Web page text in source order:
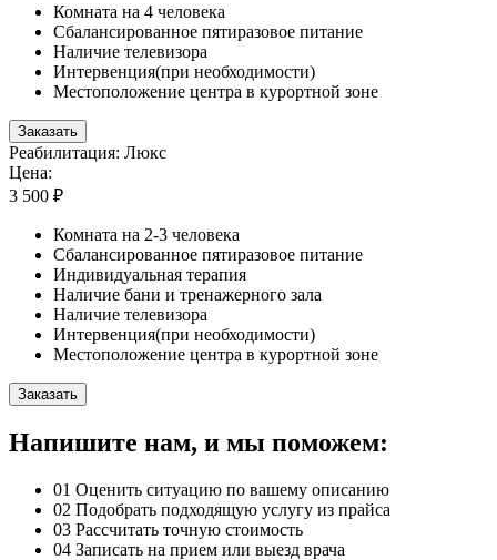
Комната на 4 человека
Сбалансированное пятиразовое питание
Наличие телевизора
Интервенция(при необходимости)
Местоположение центра в курортной зоне
Заказать
Реабилитация: Люкс
Цена:
3 500 ₽
Комната на 2-3 человека
Сбалансированное пятиразовое питание
Индивидуальная терапия
Наличие бани и тренажерного зала
Наличие телевизора
Интервенция(при необходимости)
Местоположение центра в курортной зоне
Заказать
Напишите нам, и мы поможем:
01 Оценить ситуацию по вашему описанию
02 Подобрать подходящую услугу из прайса
03 Рассчитать точную стоимость
04 Записать на прием или выезд врача